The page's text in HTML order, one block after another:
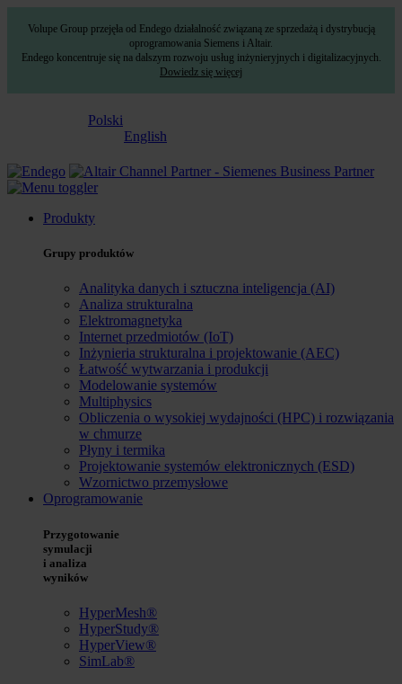
Volupe Group przejęła od Endego działalność związaną ze sprzedażą i dystrybucją
oprogramowania Siemens i Altair.
Endego koncentruje się na dalszym rozwoju usług inżynieryjnych i digitalizacyjnych.
Dowiedz się więcej
Polski
English
Produkty
Grupy produktów
Analityka danych i sztuczna inteligencja (AI)
Analiza strukturalna
Elektromagnetyka
Internet przedmiotów (IoT)
Inżynieria strukturalna i projektowanie (AEC)
Łatwość wytwarzania i produkcji
Modelowanie systemów
Multiphysics
Obliczenia o wysokiej wydajności (HPC) i rozwiązania
w chmurze
Płyny i termika
Projektowanie systemów elektronicznych (ESD)
Wzornictwo przemysłowe
Oprogramowanie
Przygotowanie
symulacji
i analiza
wyników
HyperMesh®
HyperStudy®
HyperView®
SimLab®